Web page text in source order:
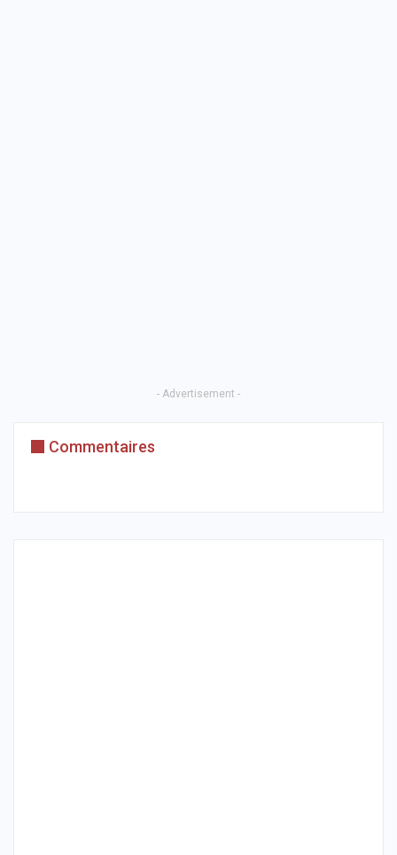
- Advertisement -
Commentaires